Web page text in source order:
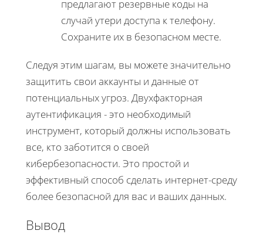
предлагают резервные коды на
случай утери доступа к телефону.
Сохраните их в безопасном месте.
Следуя этим шагам, вы можете значительно
защитить свои аккаунты и данные от
потенциальных угроз. Двухфакторная
аутентификация - это необходимый
инструмент, который должны использовать
все, кто заботится о своей
кибербезопасности. Это простой и
эффективный способ сделать интернет-среду
более безопасной для вас и ваших данных.
Вывод